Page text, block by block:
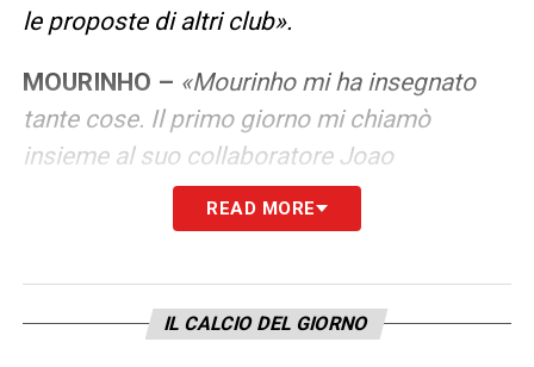
le proposte di altri club».
MOURINHO – «Mourinho mi ha insegnato
tante cose. Il primo giorno mi chiamò
insieme al suo collaboratore Joao
(Sacramento, ndr) spiegandomi cosa gli
piaceva e cosa non andava bene. Mi colpì
Roma. Ma non credo di aver modificato il
mio stile. Semplicemente, preferisco
READ MORE
IL CALCIO DEL GIORNO